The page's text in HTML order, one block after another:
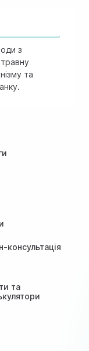
консультація
та
з
та